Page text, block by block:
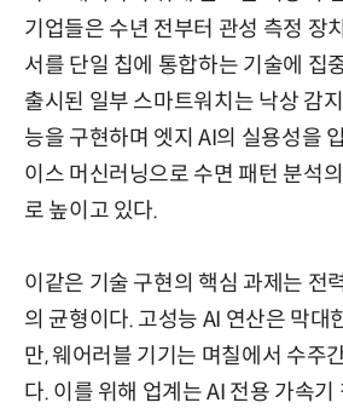
기업들은 수년 전부터 관성 측정 장
서를 단일 칩에 통합하는 기술에 집
출시된 일부 스마트워치는 낙상 감
능을 구현하며 엣지 AI의 실용성을
이스 머신러닝으로 수면 패턴 분석
로 높이고 있다.
이같은 기술 구현의 핵심 과제는 전
의 균형이다. 고성능 AI 연산은 막대
만, 웨어러블 기기는 며칠에서 수주
다. 이를 위해 업계는 AI 전용 가속기